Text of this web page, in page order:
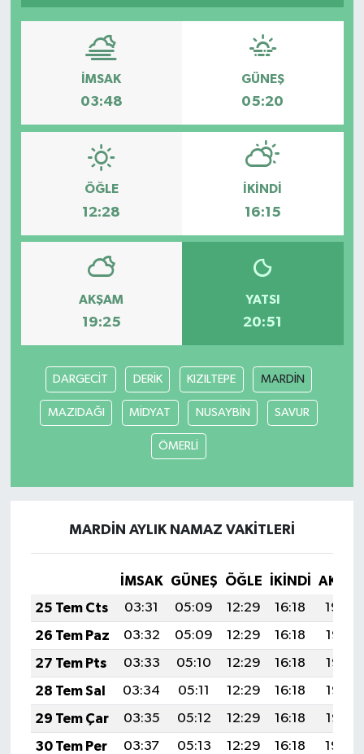
İMSAK
03:48
GÜNEŞ
05:20
ÖĞLE
12:28
İKINDI
16:15
AKŞAM
19:25
YATSI
20:51
DARGECİT DERİK KIZILTEPE MARDİN
MAZIDAĞI MİDYAT NUSAYBİN SAVUR
ÖMERLİ
MARDİN AYLIK NAMAZ VAKITLERI
İMSAK GÜNEŞ ÖĞLE İKINDI
25 Tem Cts
03:31 05:09 12:29 16:18
19:39
26 Tem Paz
03:32 05:09 12:29 16:18
19:38
27 Tem Pts
03:33 05:10 12:29 16:18
19:37
28 Tem Sal
03:34 05:11 12:29 16:18
19:36
29 Tem Çar
03:35 05:12 12:29 16:18
19:35
30 Tem Per
03:37 05:13 12:29 16:18
19:34